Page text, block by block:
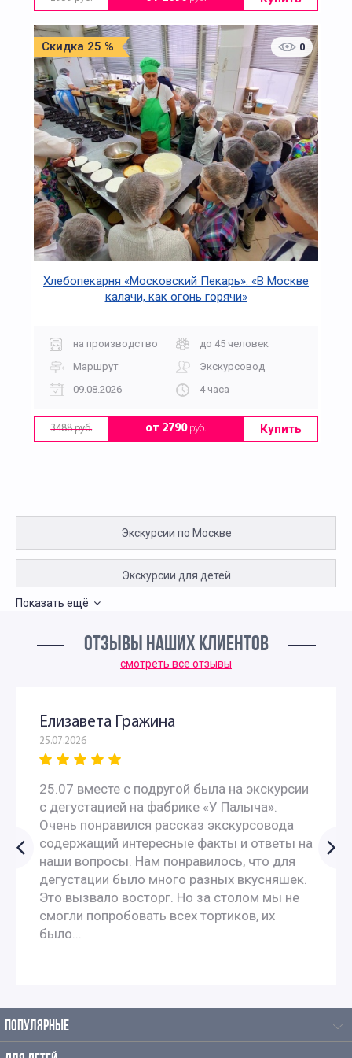
Скидка 25 % 0
Хлебопекарня «Московский Пекарь»: «В Москве
калачи, как огонь горячи»
на производство
до 45 человек
Маршрут
Экскурсовод
09.08.2026
4 часа
3488 руб. от 2790руб. Купить
Экскурсии по Москве
Экскурсии для детей
Интересные экскурсии для подростков в Москве
Интересные экскурсии для школьников 10 класса
Экскурсии для школьников 11 класса
Экскурсии по москве для 9 класса
Автобусные экскурсии для школьников средней школы
Исторические экскурсии для школьников
Экскурсии для старшеклассников
Показать ещё
ОТЗЫВЫ НАШИХ КЛИЕНТОВ
смотреть все отзывы
Елизавета Гражина
25.07.2026
25.07 вместе с подругой была на экскурсии
с дегустацией на фабрике «У Палыча».
Очень понравился рассказ экскурсовода
содержащий интересные факты и ответы на
наши вопросы. Нам понравилось, что для
дегустации было много разных вкусняшек.
Это вызвало восторг. Но за столом мы не
смогли попробовать всех тортиков, их
было...
ПОПУЛЯРНЫЕ